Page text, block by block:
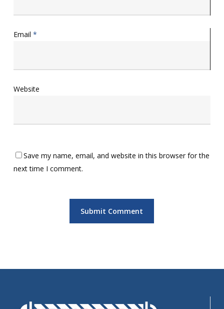
Email *
Website
Save my name, email, and website in this browser for the
next time I comment.